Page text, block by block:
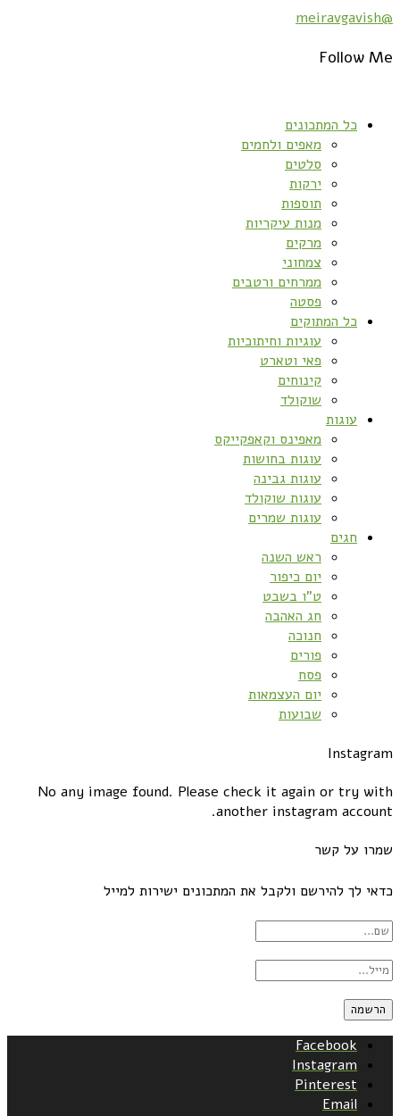
@meiravgavish
Follow Me
כל המתכונים
מאפים ולחמים
סלטים
ירקות
תוספות
מנות עיקריות
מרקים
צמחוני
ממרחים ורטבים
פסטה
כל המתוקים
עוגיות וחיתוכיות
פאי וטארט
קינוחים
שוקולד
עוגות
מאפינס וקאפקייקס
עוגות בחושות
עוגות גבינה
עוגות שוקולד
עוגות שמרים
חגים
ראש השנה
יום כיפור
ט”ו בשבט
חג האהבה
חנוכה
פורים
פסח
יום העצמאות
שבועות
Instagram
No any image found. Please check it again or try with
another instagram account.
שמרו על קשר
כדאי לך להירשם ולקבל את המתכונים ישירות למייל
Facebook
Instagram
Pinterest
Email